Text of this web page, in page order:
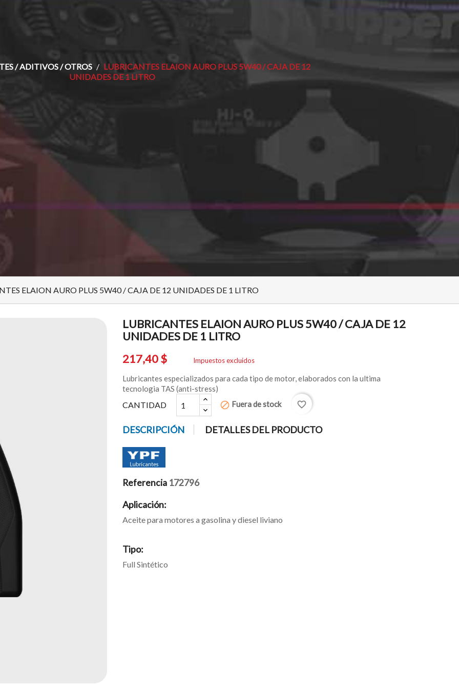
/ ADITIVOS / OTROS
LUBRICANTES ELAION AURO PLUS 5W40 / CAJA DE 12
UNIDADES DE 1 LITRO
ELAION AURO PLUS 5W40 / CAJA DE 12 UNIDADES DE 1 LITRO
LUBRICANTES ELAION AURO PLUS 5W40 / CAJA DE 12
UNIDADES DE 1 LITRO
217,40 $
Impuestos excluidos
Lubricantes especializados para cada tipo de motor, elaborados con la ultima
tecnologia TAS (anti-stress)
CANTIDAD block Fuera de stock favorite_border
DESCRIPCIÓN DETALLES DEL PRODUCTO
Referencia 172796
Aplicación:
Aceite para motores a gasolina y diesel liviano
Tipo:
Full Sintético